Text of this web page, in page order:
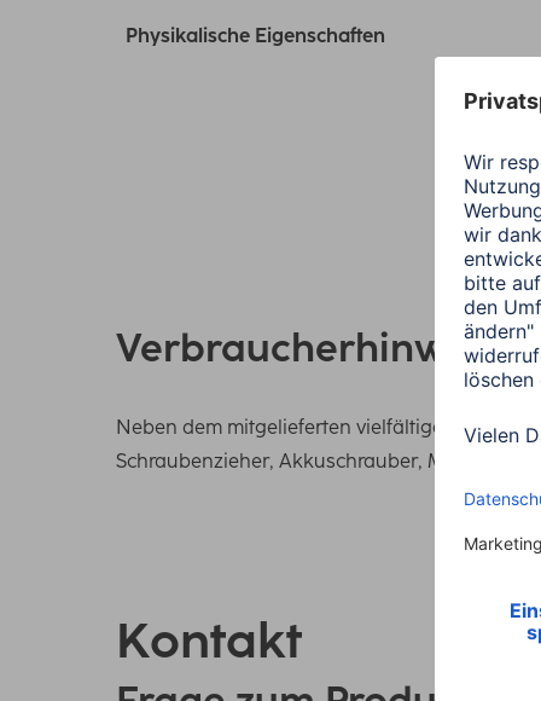
Physikalische Eigenschaften
Verbraucherhinweis
Neben dem mitgelieferten vielfältigen
Schraubenzieher, Akkuschrauber, Maßband,
Kontakt